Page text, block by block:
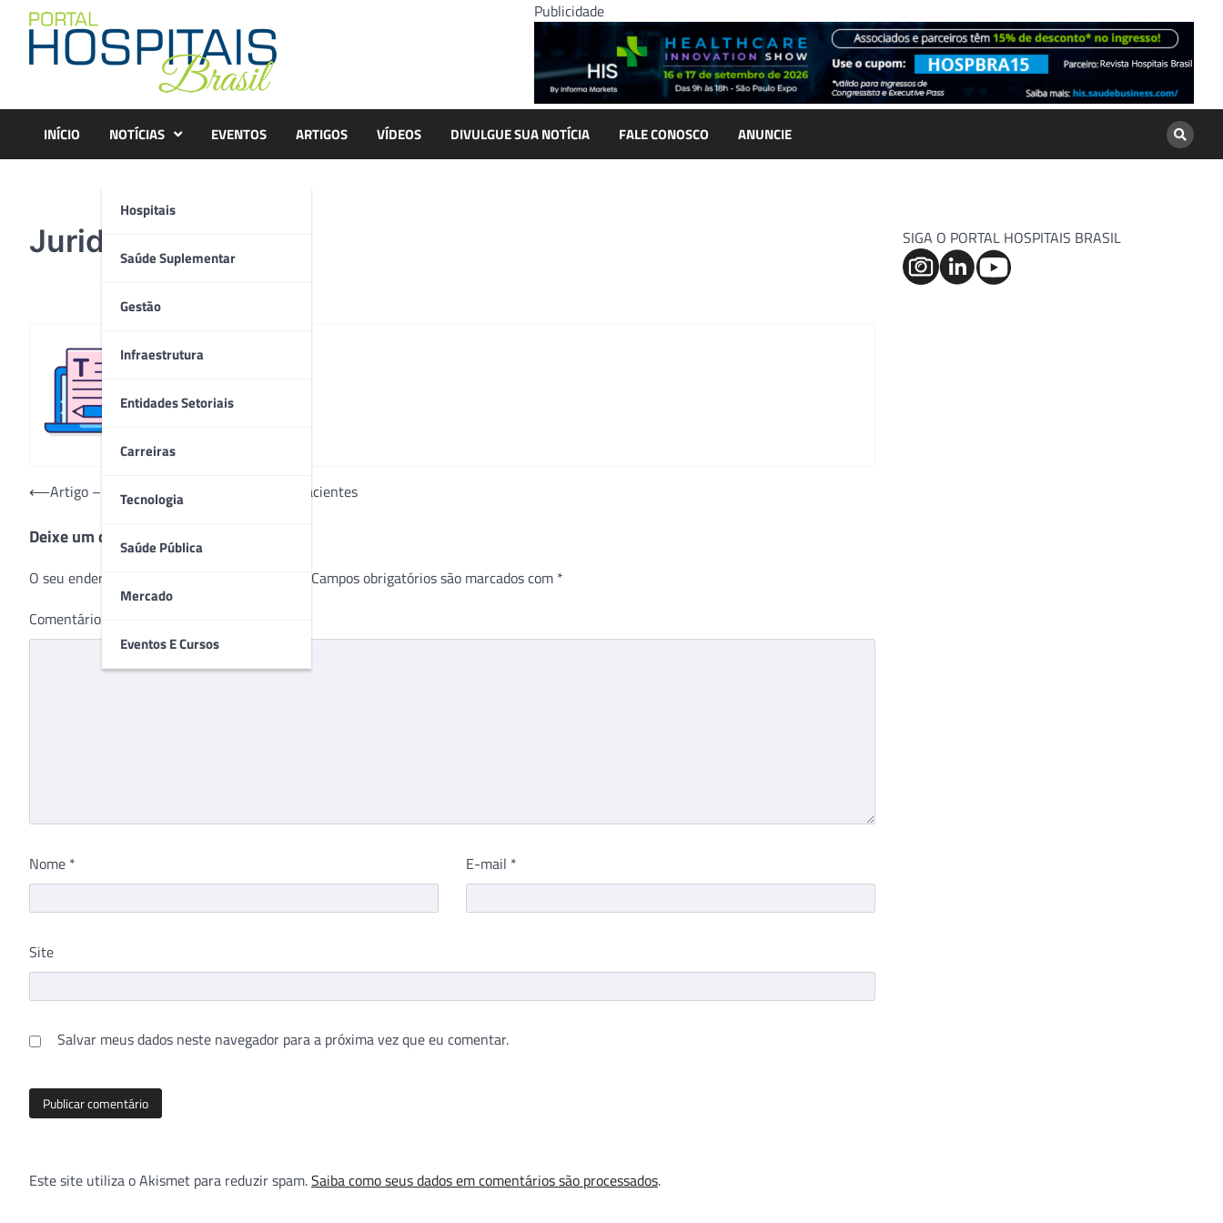
content
Publicidade
INÍCIO NOTÍCIAS
Hospitais
Saúde Suplementar
Gestão
Infraestrutura
Entidades Setoriais
Carreiras
Tecnologia
Saúde Pública
Mercado
Eventos E Cursos
EVENTOS ARTIGOS VÍDEOS DIVULGUE SUA NOTÍCIA FALE CONOSCO ANUNCIE
Juridico – Copia
Navegação
Post
⟵Artigo – Revolução no atendimento aos pacientes
Deixe um comentário
O seu endereço de e-mail não será publicado. Campos obrigatórios são marcados com *
Comentário
Nome * E-mail *
Site
Salvar meus dados neste navegador para a próxima vez que eu comentar.
Este site utiliza o Akismet para reduzir spam.Saiba como seus dados em comentários são processados.
SIGA O PORTAL HOSPITAIS BRASIL